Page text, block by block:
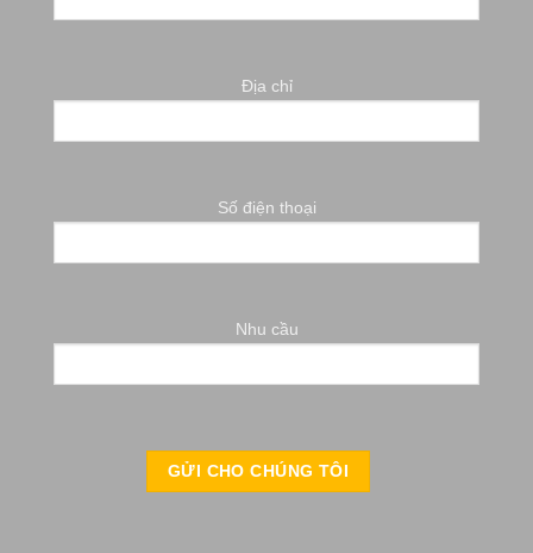
Địa chỉ
Số điện thoại
Nhu cầu